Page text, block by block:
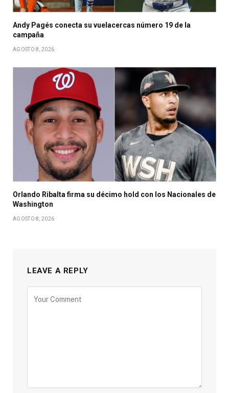
Andy Pagés conecta su vuelacercas número 19 de la
campaña
AGOSTO 8, 2026
Orlando Ribalta firma su décimo hold con los Nacionales de
Washington
AGOSTO 8, 2026
LEAVE A REPLY